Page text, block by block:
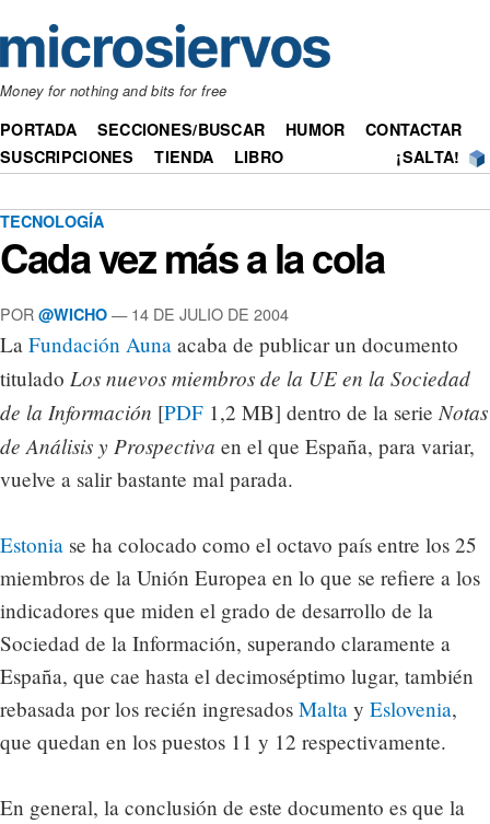
Money for nothing and bits for free
PORTADA SECCIONES/BUSCAR HUMOR
CONTACTAR
SUSCRIPCIONES
TIENDA LIBRO ¡SALTA!
TECNOLOGÍA
Cada vez más a la cola
POR @WICHO — 14 DE JULIO DE 2004
La Fundación Auna acaba de publicar un documento
titulado Los nuevos miembros de la UE en la Sociedad
de la Información [PDF 1,2 MB] dentro de la serie Notas
de Análisis y Prospectiva en el que España, para variar,
vuelve a salir bastante mal parada.
Estonia se ha colocado como el octavo país entre los 25
miembros de la Unión Europea en lo que se refiere a los
indicadores que miden el grado de desarrollo de la
Sociedad de la Información, superando claramente a
España, que cae hasta el decimoséptimo lugar, también
rebasada por los recién ingresados Malta y Eslovenia,
que quedan en los puestos 11 y 12 respectivamente.
En general, la conclusión de este documento es que la